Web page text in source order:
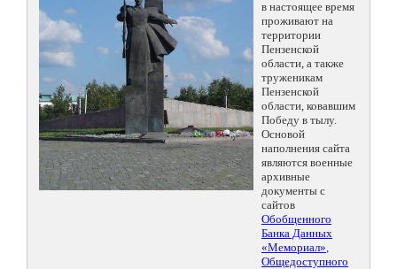
в настоящее время
проживают на
территории
Пензенской
области, а также
труженикам
Пензенской
области, ковавшим
Победу в тылу.
Основой
наполнения сайта
являются военные
архивные
документы с
сайтов
Обобщенного
Банка Данных
«Мемориал»,
Общедоступного